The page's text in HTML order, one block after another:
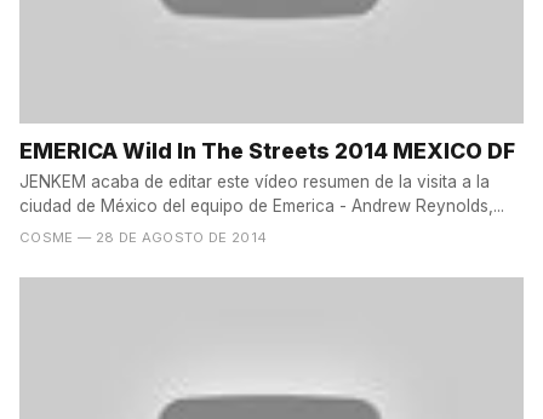
EMERICA Wild In The Streets 2014 MEXICO DF
JENKEM acaba de editar este vídeo resumen de la visita a la
ciudad de México del equipo de Emerica - Andrew Reynolds,...
COSME — 28 DE AGOSTO DE 2014